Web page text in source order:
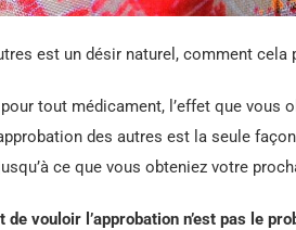
est un désir naturel, comment cela
tout médicament, l’effet que vous
des autres est la seule
ce que vous obteniez votre
vouloir l’approbation n’est pas le